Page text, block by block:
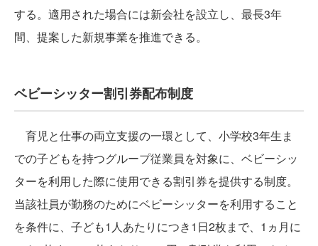
する。適用された場合には新会社を設立し、最長3年
間、提案した新規事業を推進できる。
ベビーシッター割引券配布制度
育児と仕事の両立支援の一環として、小学校3年生ま
での子どもを持つグループ従業員を対象に、ベビーシッ
ターを利用した際に使用できる割引券を提供する制度。
当該社員が勤務のためにベビーシッターを利用すること
を条件に、子ども1人あたりにつき1日2枚まで、1ヵ月に